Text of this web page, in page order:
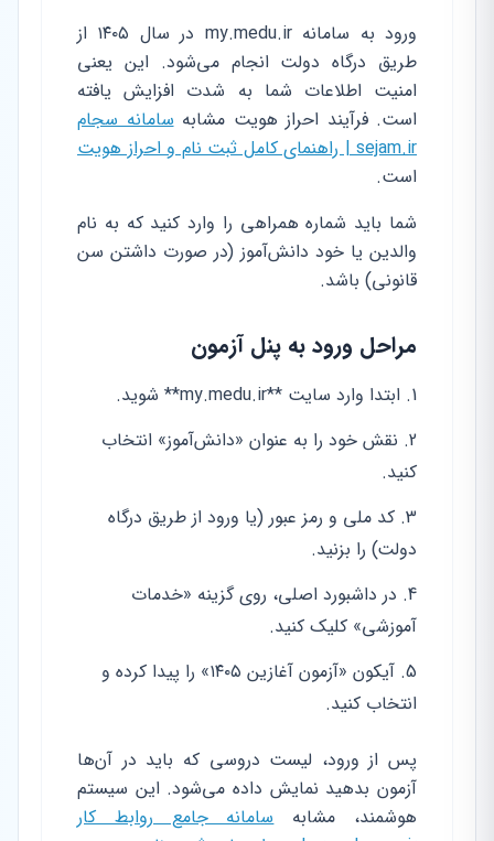
ورود به سامانه my.medu.ir در سال ۱۴۰۵ از
طریق درگاه دولت انجام می‌شود. این یعنی
امنیت اطلاعات شما به شدت افزایش یافته
است. فرآیند احراز هویت مشابهسامانه سجام
sejam.ir | راهنمای کامل ثبت نام و احراز هویت
است.
شما باید شماره همراهی را وارد کنید که به نام
والدین یا خود دانش‌آموز (در صورت داشتن سن
قانونی) باشد.
مراحل ورود به پنل آزمون
ابتدا وارد سایت **my.medu.ir** شوید.
نقش خود را به عنوان «دانش‌آموز» انتخاب
کنید.
کد ملی و رمز عبور (یا ورود از طریق درگاه
دولت) را بزنید.
در داشبورد اصلی، روی گزینه «خدمات
آموزشی» کلیک کنید.
آیکون «آزمون آغازین ۱۴۰۵» را پیدا کرده و
انتخاب کنید.
پس از ورود، لیست دروسی که باید در آن‌ها
آزمون بدهید نمایش داده می‌شود. این سیستم
هوشمند، مشابهسامانه جامع روابط کار